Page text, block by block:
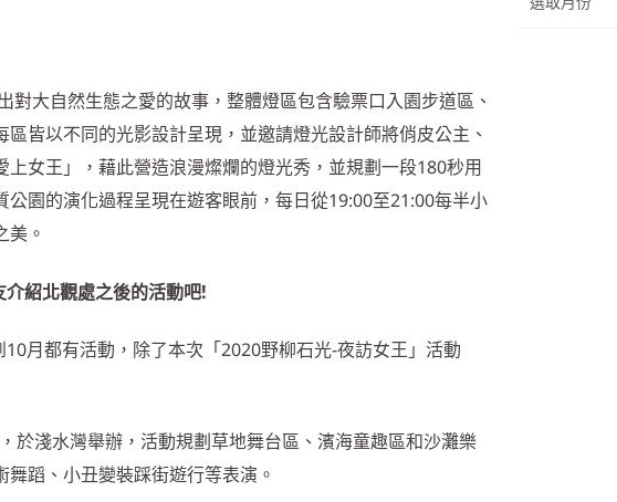
大自然生態之愛的故事，整體燈區包含驗票口入園步道區、
皆以不同的光影設計呈現，並邀請燈光設計師將俏皮公主、
女王」，藉此營造浪漫燦爛的燈光秀，並規劃一段180秒用
園的演化過程呈現在遊客眼前，每日從19:00至21:00每半小
美。
紹北觀處之後的活動吧!
月都有活動，除了本次「2020野柳石光-夜訪女王」活動
於淺水灣舉辦，活動規劃草地舞台區、濱海童趣區和沙灘樂
蹈、小丑變裝踩街遊行等表演。
整